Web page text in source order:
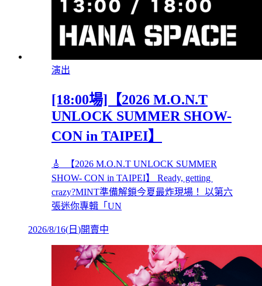
演出
[18:00場]【2026 M.O.N.T
UNLOCK SUMMER SHOW-
CON in TAIPEI】
🎸 【2026 M.O.N.T UNLOCK SUMMER
SHOW- CON in TAIPEI】 Ready, getting
crazy?MINT準備解鎖今夏最炸現場！ 以第六
張迷你專輯「UN
2026/8/16( 日 )開賣中